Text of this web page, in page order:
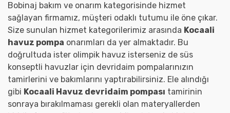
Bobinaj bakım ve onarım kategorisinde hizmet
sağlayan firmamız, müşteri odaklı tutumu ile öne çıkar.
Size sunulan hizmet kategorilerimiz arasında Kocaali
havuz pompa onarımları da yer almaktadır. Bu
doğrultuda ister olimpik havuz isterseniz de süs
konseptli havuzlar için devridaim pompalarınızın
tamirlerini ve bakımlarını yaptırabilirsiniz. Ele alındığı
gibi Kocaali Havuz devridaim pompası tamirinin
sonraya bırakılmaması gerekli olan materyallerden